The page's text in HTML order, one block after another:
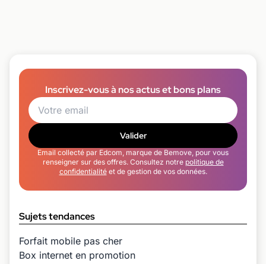
Inscrivez-vous à nos actus et bons plans
Valider
Email collecté par Edcom, marque de Bemove, pour vous
renseigner sur des offres. Consultez notre politique de
confidentialitéet de gestion de vos données.
Sujets tendances
Forfait mobile pas cher
Box internet en promotion